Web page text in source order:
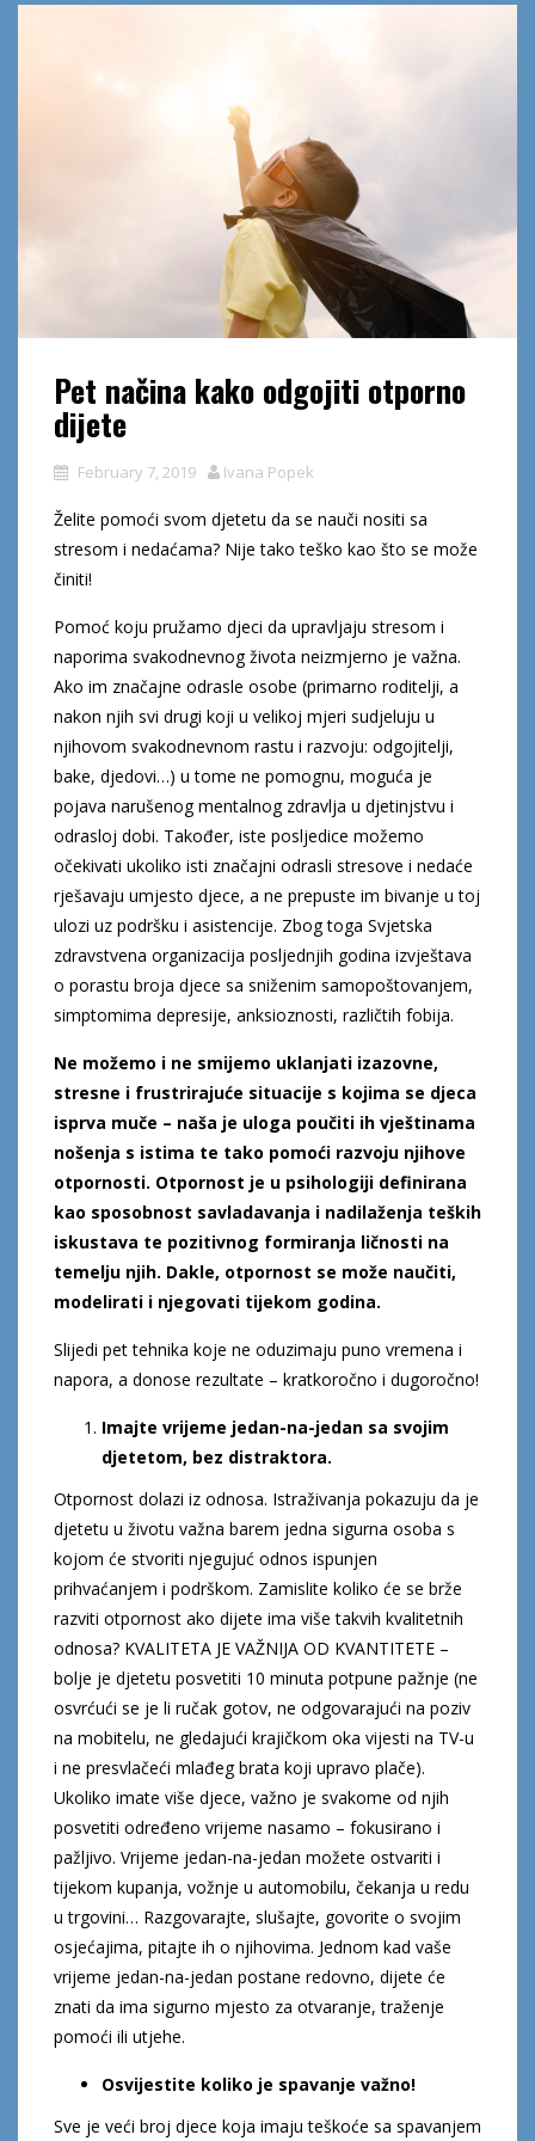
Pet načina kako odgojiti otporno
dijete
February 7, 2019 Ivana Popek
Želite pomoći svom djetetu da se nauči nositi sa
stresom i nedaćama? Nije tako teško kao što se može
činiti!
Pomoć koju pružamo djeci da upravljaju stresom i
naporima svakodnevnog života neizmjerno je važna.
Ako im značajne odrasle osobe (primarno roditelji, a
nakon njih svi drugi koji u velikoj mjeri sudjeluju u
njihovom svakodnevnom rastu i razvoju: odgojitelji,
bake, djedovi…) u tome ne pomognu, moguća je
pojava narušenog mentalnog zdravlja u djetinjstvu i
odrasloj dobi. Također, iste posljedice možemo
očekivati ukoliko isti značajni odrasli stresove i nedaće
rješavaju umjesto djece, a ne prepuste im bivanje u toj
ulozi uz podršku i asistencije. Zbog toga Svjetska
zdravstvena organizacija posljednjih godina izvještava
o porastu broja djece sa sniženim samopoštovanjem,
simptomima depresije, anksioznosti, različtih fobija.
Ne možemo i ne smijemo uklanjati izazovne,
stresne i frustrirajuće situacije s kojima se djeca
isprva muče – naša je uloga poučiti ih vještinama
nošenja s istima te tako pomoći razvoju njihove
otpornosti. Otpornost je u psihologiji definirana
kao sposobnost savladavanja i nadilaženja teških
iskustava te pozitivnog formiranja ličnosti na
temelju njih. Dakle, otpornost se može naučiti,
modelirati i njegovati tijekom godina.
Slijedi pet tehnika koje ne oduzimaju puno vremena i
napora, a donose rezultate – kratkoročno i dugoročno!
Imajte vrijeme jedan-na-jedan sa svojim
djetetom, bez distraktora.
Otpornost dolazi iz odnosa. Istraživanja pokazuju da je
djetetu u životu važna barem jedna sigurna osoba s
kojom će stvoriti njegujuć odnos ispunjen
prihvaćanjem i podrškom. Zamislite koliko će se brže
razviti otpornost ako dijete ima više takvih kvalitetnih
odnosa? KVALITETA JE VAŽNIJA OD KVANTITETE –
bolje je djetetu posvetiti 10 minuta potpune pažnje (ne
osvrćući se je li ručak gotov, ne odgovarajući na poziv
na mobitelu, ne gledajući krajičkom oka vijesti na TV-u
i ne presvlačeći mlađeg brata koji upravo plače).
Ukoliko imate više djece, važno je svakome od njih
posvetiti određeno vrijeme nasamo – fokusirano i
pažljivo. Vrijeme jedan-na-jedan možete ostvariti i
tijekom kupanja, vožnje u automobilu, čekanja u redu
u trgovini… Razgovarajte, slušajte, govorite o svojim
osjećajima, pitajte ih o njihovima. Jednom kad vaše
vrijeme jedan-na-jedan postane redovno, dijete će
znati da ima sigurno mjesto za otvaranje, traženje
pomoći ili utjehe.
Osvijestite koliko je spavanje važno!
Sve je veći broj djece koja imaju teškoće sa spavanjem